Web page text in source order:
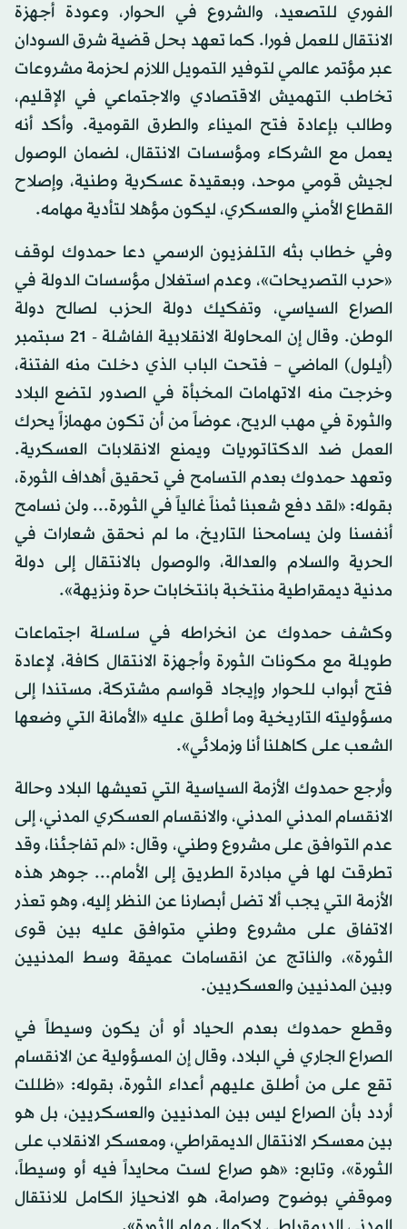
الفوري للتصعيد، والشروع في الحوار، وعودة أجهزة
الانتقال للعمل فورا. كما تعهد بحل قضية شرق السودان
عبر مؤتمر عالمي لتوفير التمويل اللازم لحزمة مشروعات
تخاطب التهميش الاقتصادي والاجتماعي في الإقليم،
وطالب بإعادة فتح الميناء والطرق القومية. وأكد أنه
يعمل مع الشركاء ومؤسسات الانتقال، لضمان الوصول
لجيش قومي موحد، وبعقيدة عسكرية وطنية، وإصلاح
القطاع الأمني والعسكري، ليكون مؤهلا لتأدية مهامه.
وفي خطاب بثه التلفزيون الرسمي دعا حمدوك لوقف
«حرب التصريحات»، وعدم استغلال مؤسسات الدولة في
الصراع السياسي، وتفكيك دولة الحزب لصالح دولة
الوطن. وقال إن المحاولة الانقلابية الفاشلة - 21 سبتمبر
(أيلول) الماضي – فتحت الباب الذي دخلت منه الفتنة،
وخرجت منه الاتهامات المخبأة في الصدور لتضع البلاد
والثورة في مهب الريح، عوضاً من أن تكون مهمازاً يحرك
العمل ضد الدكتاتوريات ويمنع الانقلابات العسكرية.
وتعهد حمدوك بعدم التسامح في تحقيق أهداف الثورة،
بقوله: «لقد دفع شعبنا ثمناً غالياً في الثورة... ولن نسامح
أنفسنا ولن يسامحنا التاريخ، ما لم نحقق شعارات في
الحرية والسلام والعدالة، والوصول بالانتقال إلى دولة
مدنية ديمقراطية منتخبة بانتخابات حرة ونزيهة».
وكشف حمدوك عن انخراطه في سلسلة اجتماعات
طويلة مع مكونات الثورة وأجهزة الانتقال كافة، لإعادة
فتح أبواب للحوار وإيجاد قواسم مشتركة، مستندا إلى
مسؤوليته التاريخية وما أطلق عليه «الأمانة التي وضعها
الشعب على كاهلنا أنا وزملائي».
وأرجع حمدوك الأزمة السياسية التي تعيشها البلاد وحالة
الانقسام المدني المدني، والانقسام العسكري المدني، إلى
عدم التوافق على مشروع وطني، وقال: «لم تفاجئنا، وقد
تطرقت لها في مبادرة الطريق إلى الأمام... جوهر هذه
الأزمة التي يجب ألا تضل أبصارنا عن النظر إليه، وهو تعذر
الاتفاق على مشروع وطني متوافق عليه بين قوى
الثورة»، والناتج عن انقسامات عميقة وسط المدنيين
وبين المدنيين والعسكريين.
وقطع حمدوك بعدم الحياد أو أن يكون وسيطاً في
الصراع الجاري في البلاد، وقال إن المسؤولية عن الانقسام
تقع على من أطلق عليهم أعداء الثورة، بقوله: «ظللت
أردد بأن الصراع ليس بين المدنيين والعسكريين، بل هو
بين معسكر الانتقال الديمقراطي، ومعسكر الانقلاب على
الثورة»، وتابع: «هو صراع لست محايداً فيه أو وسيطاً،
وموقفي بوضوح وصرامة، هو الانحياز الكامل للانتقال